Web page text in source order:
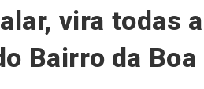
vira todas
Bairro da